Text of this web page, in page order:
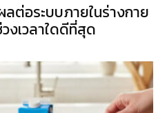
ต่อระบบภายในร่างกาย
งเวลาใดดีที่สุด